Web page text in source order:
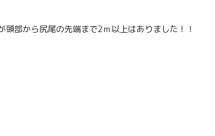
部から尻尾の先端まで2ｍ以上はありました！！